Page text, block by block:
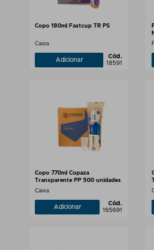
Copo 180ml Fastcup TR PS
Caixa
Adicionar
Cód.
18591
Copo 770ml Copaza
Transparente PP 500 unidades
Caixa
Adicionar
Cód.
165691